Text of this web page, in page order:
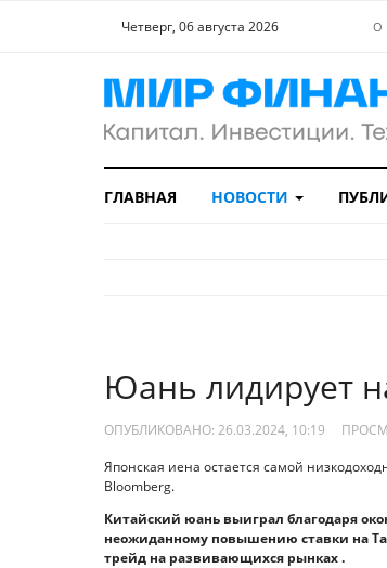
Четверг, 06 августа 2026 О
ГЛАВНАЯ НОВОСТИ
Юань лидирует
ОПУБЛИКОВАНО: 26.03.2024, 10:19
Японская иена остается самой
Bloomberg.
Китайский юань выиграл благодаря
неожиданному повышению ставки на
трейд на развивающихся рынках .